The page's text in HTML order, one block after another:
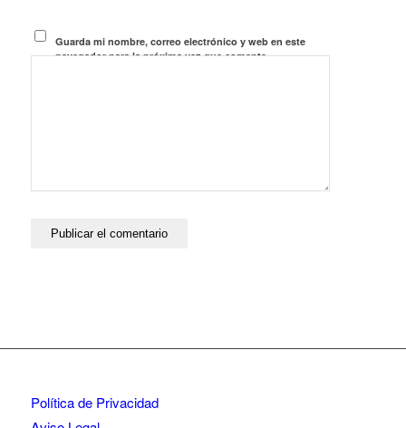
Guarda mi nombre, correo electrónico y web en este
navegador para la próxima vez que comente.
Política de Privacidad